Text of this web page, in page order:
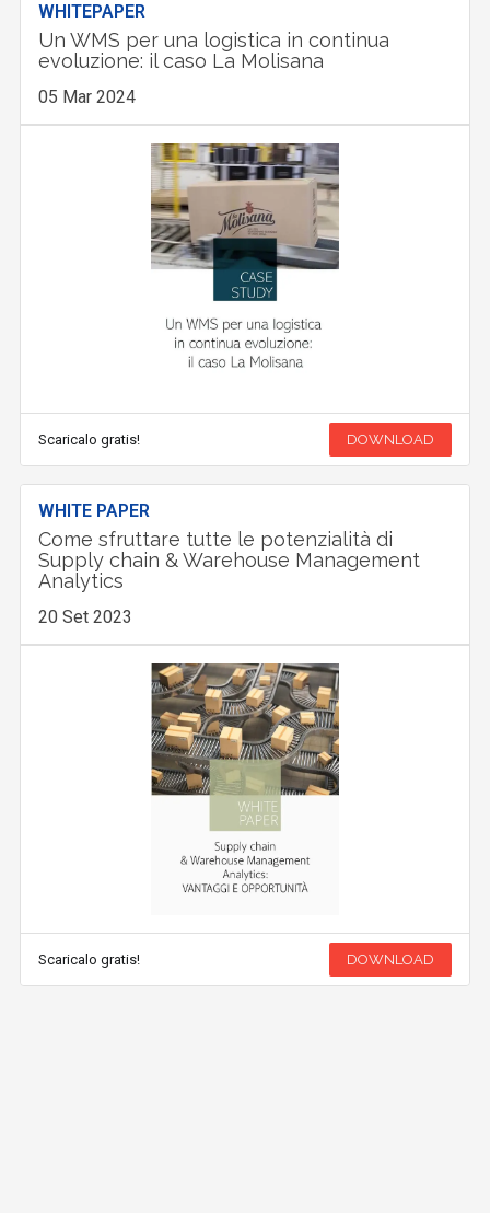
WHITEPAPER
Un WMS per una logistica in continua
evoluzione: il caso La Molisana
05 Mar 2024
Scaricalo gratis! DOWNLOAD
WHITE PAPER
Come sfruttare tutte le potenzialità di
Supply chain & Warehouse Management
Analytics
20 Set 2023
Scaricalo gratis! DOWNLOAD